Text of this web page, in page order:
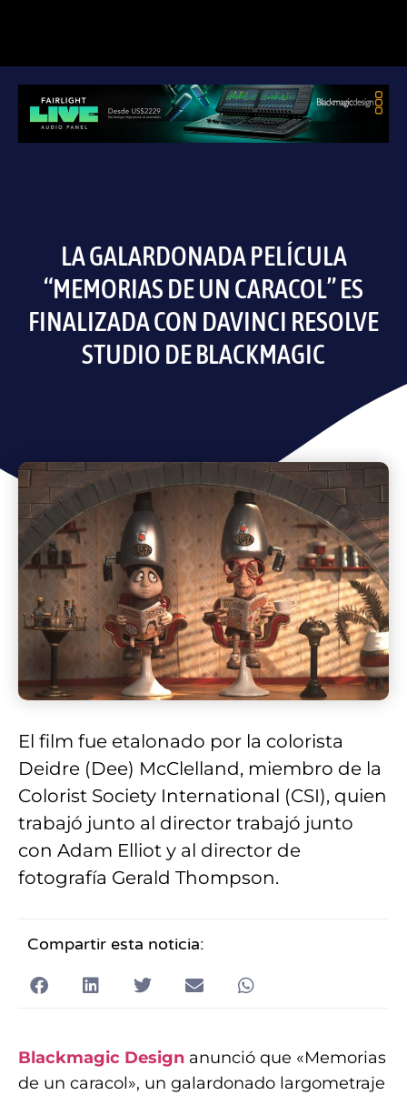
LA GALARDONADA PELÍCULA
“MEMORIAS DE UN CARACOL” ES
FINALIZADA CON DAVINCI RESOLVE
STUDIO DE BLACKMAGIC
El film fue etalonado por la colorista
Deidre (Dee) McClelland, miembro de la
Colorist Society International (CSI), quien
trabajó junto al director trabajó junto
con Adam Elliot y al director de
fotografía Gerald Thompson.
Compartir esta noticia:
Blackmagic Design anunció que «Memorias
de un caracol», un galardonado largometraje